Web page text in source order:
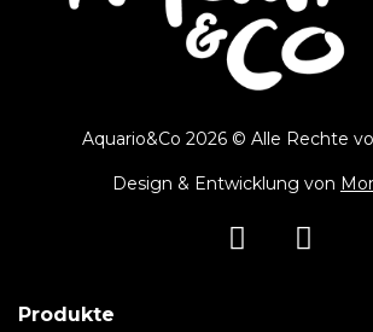
Aquario&Co 2026 © Alle Rechte
Design & Entwicklung von
Produkte